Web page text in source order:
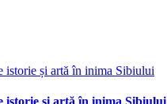
istorie și artă în inima Sibiului